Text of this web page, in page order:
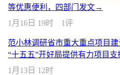
等优惠便利，四部门发文→
1月16日 19时
1评
范小林调研省市重大重点项目建
“十五五”开好局提供有力项目支
1月13日 12时